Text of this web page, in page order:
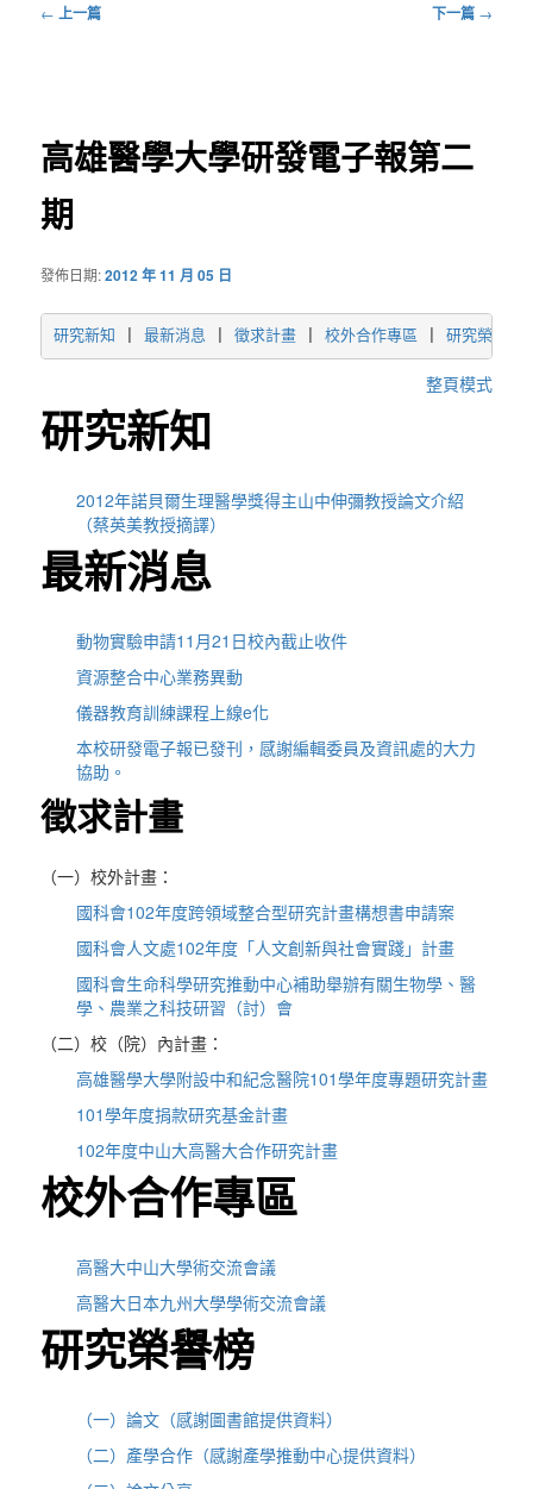
覽
← 上一篇 下一篇 →
高雄醫學大學研發電子報第二
期
發佈日期:2012 年 11 月 05 日
研究新知 最新消息 徵求計畫 | 校外合作專區 研究榮譽榜
整頁模式
研究新知
2012年諾貝爾生理醫學獎得主山中伸彌教授論文介紹
（蔡英美教授摘譯）
最新消息
動物實驗申請11月21日校內截止收件
資源整合中心業務異動
儀器教育訓練課程上線e化
本校研發電子報已發刊，感謝編輯委員及資訊處的大力
協助。
徵求計畫
（一）校外計畫：
國科會102年度跨領域整合型研究計畫構想書申請案
國科會人文處102年度「人文創新與社會實踐」計畫
國科會生命科學研究推動中心補助舉辦有關生物學、醫
學、農業之科技研習（討）會
（二）校（院）內計畫：
高雄醫學大學附設中和紀念醫院101學年度專題研究計畫
101學年度捐款研究基金計畫
102年度中山大高醫大合作研究計畫
校外合作專區
高醫大中山大學術交流會議
高醫大日本九州大學學術交流會議
研究榮譽榜
（一）論文（感謝圖書館提供資料）
（二）產學合作（感謝產學推動中心提供資料）